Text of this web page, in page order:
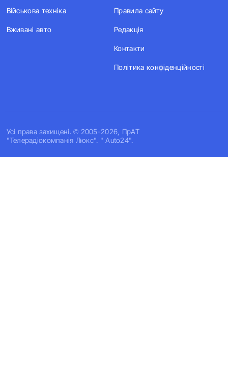
Усi права захищенi. © 2005-2026, ПрАТ
"Телерадіокомпанія Люкс". " Auto24".
Військова техніка
Вживані авто
Правила сайту
Редакція
Контакти
Політика конфіденційності